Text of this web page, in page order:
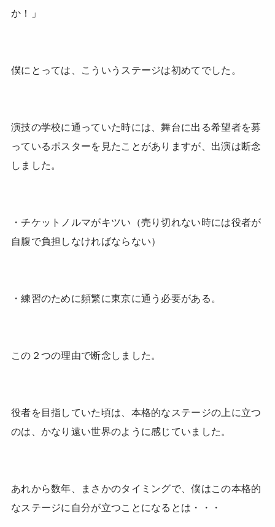
か！」
僕にとっては、こういうステージは初めてでした。
演技の学校に通っていた時には、舞台に出る希望者を募
っているポスターを見たことがありますが、出演は断念
しました。
・チケットノルマがキツい（売り切れない時には役者が
自腹で負担しなければならない）
・練習のために頻繁に東京に通う必要がある。
この２つの理由で断念しました。
役者を目指していた頃は、本格的なステージの上に立つ
のは、かなり遠い世界のように感じていました。
あれから数年、まさかのタイミングで、僕はこの本格的
なステージに自分が立つことになるとは・・・